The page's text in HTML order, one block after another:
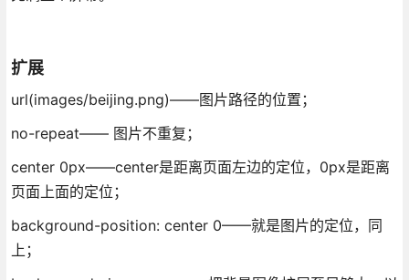
扩展
url(images/beijing.png)——图片路径的位置；
no-repeat—— 图片不重复；
center 0px——center是距离页面左边的定位，0px是距离
页面上面的定位；
background-position: center 0——就是图片的定位，同
上；